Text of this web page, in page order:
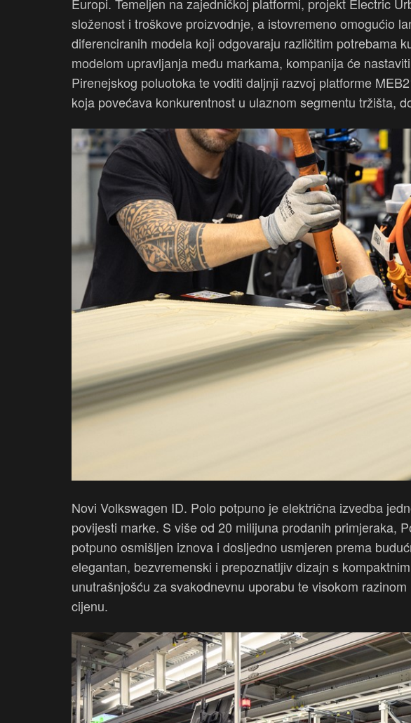
složenost i troškove proizvodnje, a istovremeno omogućio
diferenciranih modela koji odgovaraju različitim potrebama
modelom upravljanja među markama, kompanija će
Pirenejskog poluotoka te voditi daljnji razvoj platforme
koja povećava konkurentnost u ulaznom segmentu tržišta,
Novi Volkswagen ID. Polo potpuno je električna izvedba
povijesti marke. S više od 20 milijuna prodanih primjeraka,
potpuno osmišljen iznova i dosljedno usmjeren prema
elegantan, bezvremenski i prepoznatljiv dizajn s
unutrašnjošću za svakodnevnu uporabu te visokom
cijenu.